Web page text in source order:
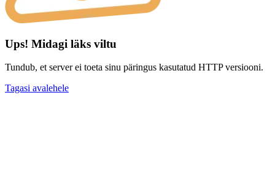
Ups! Midagi läks viltu
Tundub, et server ei toeta sinu päringus kasutatud HTTP versiooni.
Tagasi avalehele